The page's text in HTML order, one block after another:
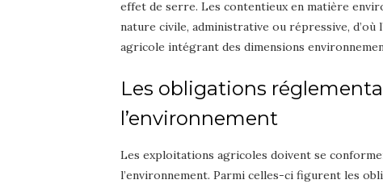
effet de serre. Les contentieux en matière
nature civile, administrative ou répressive,
agricole intégrant des dimensions
Les obligations
l’environnement
Les exploitations agricoles doivent se
l’environnement. Parmi celles-ci figurent les